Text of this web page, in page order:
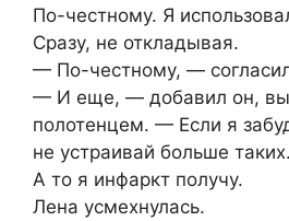
По-честному. Я
Сразу, не откладывая.
— По-честному, —
— И еще, — добавил он,
полотенцем. — Если я
не устраивай больше
А то я инфаркт получу.
Лена усмехнулась.